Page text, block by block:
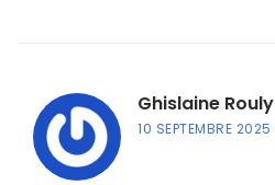
Ghislaine Rouly
10 SEPTEMBRE 2025